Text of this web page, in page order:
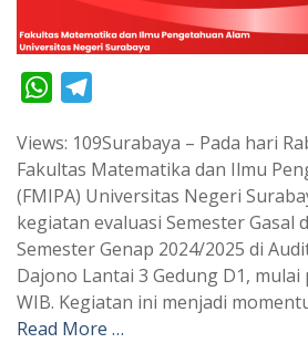
W
a
t
A
p
p
l
e
r
a
m
Views: 109Surabaya – Pada hari
Fakultas Matematika dan Ilmu
(FMIPA) Universitas Negeri
kegiatan evaluasi Semester Gasal
Semester Genap 2024/2025 di
Dajono Lantai 3 Gedung D1, mulai
WIB. Kegiatan ini menjadi
Read More …